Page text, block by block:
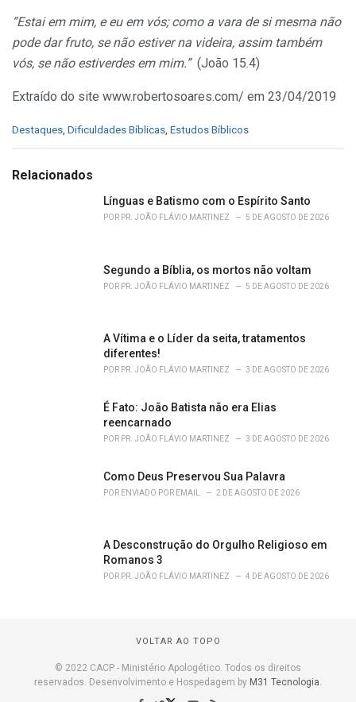
“Estai em mim, e eu em vós; como a vara de si mesma não
pode dar fruto, se não estiver na videira, assim também
vós, se não estiverdes em mim.” (João 15.4)
Extraído do site www.robertosoares.com/ em 23/04/2019
C
e
Destaques Dificuldades Bíblicas Estudos Bíblicos
Relacionados
Línguas e Batismo com o Espírito Santo
POR PR. JOÃO FLÁVIO MARTINEZ 5 DE AGOSTO DE 2026
Segundo a Bíblia, os mortos não voltam
POR PR. JOÃO FLÁVIO MARTINEZ 5 DE AGOSTO DE 2026
A Vítima e o Líder da seita, tratamentos
diferentes!
POR PR. JOÃO FLÁVIO MARTINEZ 3 DE AGOSTO DE 2026
É Fato: João Batista não era Elias
reencarnado
POR PR. JOÃO FLÁVIO MARTINEZ 3 DE AGOSTO DE 2026
Como Deus Preservou Sua Palavra
POR ENVIADO POR EMAIL 2 DE AGOSTO DE 2026
A Desconstrução do Orgulho Religioso em
Romanos 3
POR PR. JOÃO FLÁVIO MARTINEZ 4 DE AGOSTO DE 2026
VOLTAR AO TOPO
© 2022 CACP - Ministério Apologético. Todos os direitos
reservados. Desenvolvimento e Hospedagem by M31 Tecnologia.